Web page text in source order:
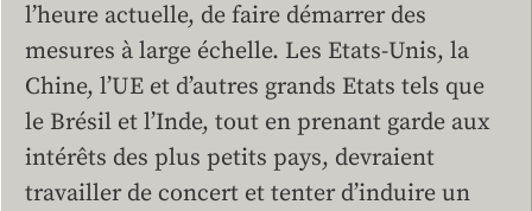
l’heure actuelle, de faire démarrer des
mesures à large échelle. Les Etats-Unis, la
Chine, l’UE et d’autres grands Etats tels que
le Brésil et l’Inde, tout en prenant garde aux
intérêts des plus petits pays, devraient
travailler de concert et tenter d’induire un